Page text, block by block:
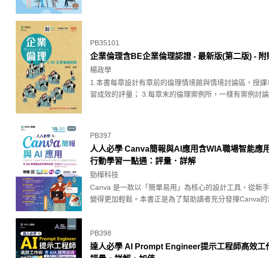
PB35101
企業倫理含BE企業倫理認證 - 最新版(第二版) -
楊政學
1.本書每章設計有章前的倫理情境館與情境討論區，授
習成效的評量； 3.每章末的倫理案例所，一樣有案例討論
PB397
人人必學 Canva簡報與AI應用含WIA職場智能
行動學習一點通：評量．詳解
勁樺科技
Canva 是一款以「簡單易用」為核心的設計工具，從新
變得更加輕鬆。本書正是為了幫助讀者充分發揮Canva的
PB398
達人必學 AI Prompt Engineer提示工程師高效工